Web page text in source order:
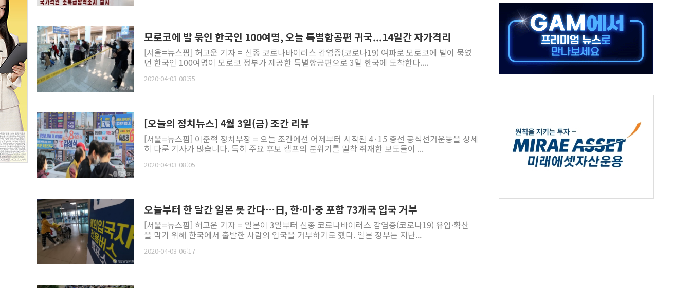
추미애, '위안부' 피해자 기림의 날 참석..."국제적 시민 연대로 목소리 내야"
인천 선재도 갯벌서 해루질 중 실종 60대 나흘만에 숨진 채 발견
인천서 말다툼 중 어머니 흉기 살해 10대 아들 체포
'화합' 꺼낸 김민석에 '뻔뻔' 받아친 정청래…제주 연설서 신경전 고조
모로코에 발 묶인 한국인 100여명, 오늘 특별항공편 귀국...14일간 자가격리
[서울=뉴스핌] 허고운 기자 = 신종 코로나바이러스 감염증(코로나19) 여파로 모로코에 발이 묶였
던 한국인 100여명이 모로코 정부가 제공한 특별항공편으로 3일 한국에 도착한다....
2020-04-03 08:55
[오늘의 정치뉴스] 4월 3일(금) 조간 리뷰
[서울=뉴스핌] 이준혁 정치부장 = 오늘 조간에선 어제부터 시작된 4·15 총선 공식선거운동을 상세
히 다룬 기사가 많습니다. 특히 주요 후보 캠프의 분위기를 밀착 취재한 보도들이 ...
2020-04-03 08:05
오늘부터 한 달간 일본 못 간다…日, 한·미·중 포함 73개국 입국 거부
[서울=뉴스핌] 허고운 기자 = 일본이 3일부터 신종 코로나바이러스 감염증(코로나19) 유입·확산
을 막기 위해 한국에서 출발한 사람의 입국을 거부하기로 했다. 일본 정부는 지난...
2020-04-03 06:17